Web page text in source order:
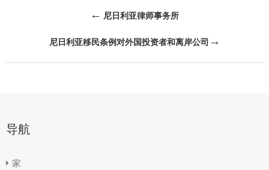
导
← 尼日利亚律师事务所
尼日利亚移民条例对外国投资者和离岸公司 →
导航
家